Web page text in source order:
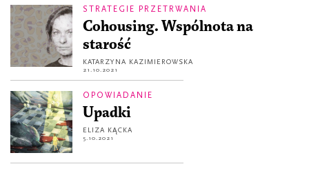
STRATEGIE PRZETRWANIA
Cohousing. Wspólnota na
starość
KATARZYNA KAZIMIEROWSKA
21.10.2021
OPOWIADANIE
Upadki
ELIZA KĄCKA
5.10.2021